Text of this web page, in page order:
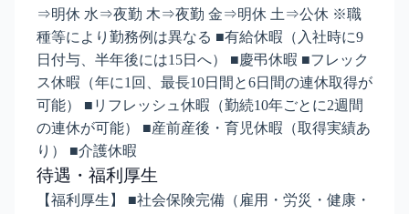
⇒明休 水⇒夜勤 木⇒夜勤 金⇒明休 土⇒公休 ※職
種等により勤務例は異なる ■有給休暇（入社時に9
日付与、半年後には15日へ） ■慶弔休暇 ■フレック
ス休暇（年に1回、最長10日間と6日間の連休取得が
可能） ■リフレッシュ休暇（勤続10年ごとに2週間
の連休が可能） ■産前産後・育児休暇（取得実績あ
り） ■介護休暇
待遇・福利厚生
【福利厚生】 ■社会保険完備（雇用・労災・健康・